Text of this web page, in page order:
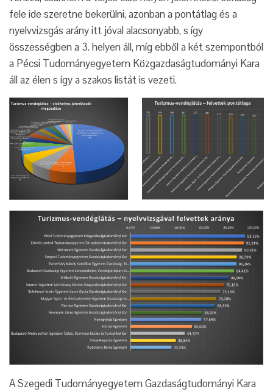
fele ide szeretne bekerülni, azonban a pontátlag és a
nyelvvizsgás arány itt jóval alacsonyabb, s így
összességben a 3. helyen áll, míg ebből a két szempontból
a Pécsi Tudományegyetem Közgazdaságtudományi Kara
áll az élen s így a szakos listát is vezeti.
A Szegedi Tudományegyetem Gazdaságtudományi Kara